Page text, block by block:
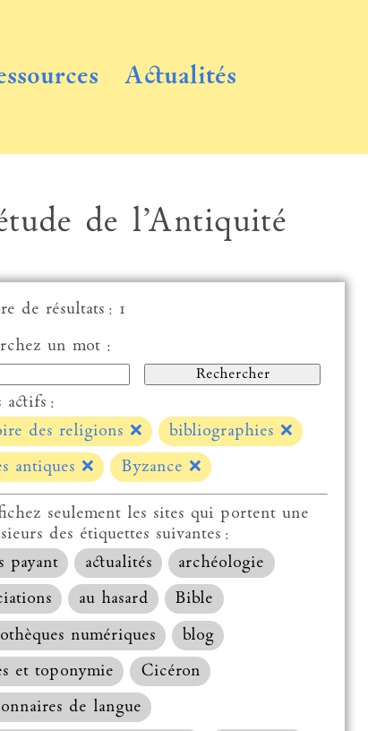
Actualités
de l’Antiquité
de résultats : 1
un mot :
actifs :
des religions ❌ bibliographies ❌
antiques ❌ Byzance ❌
seulement les sites qui portent une
des étiquettes suivantes :
payant
actualités
archéologie
au hasard
Bible
numériques
blog
et toponymie
Cicéron
de langue